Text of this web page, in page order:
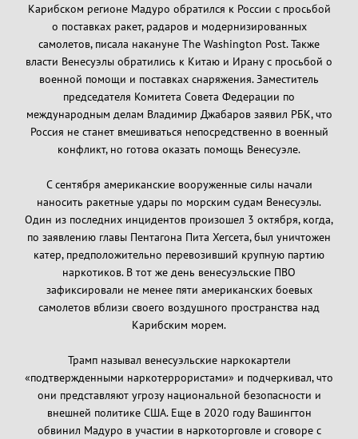
Карибском регионе Мадуро обратился к России с просьбой
о поставках ракет, радаров и модернизированных
самолетов, писала накануне The Washington Post. Также
власти Венесуэлы обратились к Китаю и Ирану с просьбой о
военной помощи и поставках снаряжения. Заместитель
председателя Комитета Совета Федерации по
международным делам Владимир Джабаров заявил РБК, что
Россия не станет вмешиваться непосредственно в военный
конфликт, но готова оказать помощь Венесуэле.
С сентября американские вооруженные силы начали
наносить ракетные удары по морским судам Венесуэлы.
Один из последних инцидентов произошел 3 октября, когда,
по заявлению главы Пентагона Пита Хегсета, был уничтожен
катер, предположительно перевозивший крупную партию
наркотиков. В тот же день венесуэльские ПВО
зафиксировали не менее пяти американских боевых
самолетов вблизи своего воздушного пространства над
Карибским морем.
Трамп называл венесуэльские наркокартели
«подтвержденными наркотеррористами» и подчеркивал, что
они представляют угрозу национальной безопасности и
внешней политике США. Еще в 2020 году Вашингтон
обвинил Мадуро в участии в наркоторговле и сговоре с